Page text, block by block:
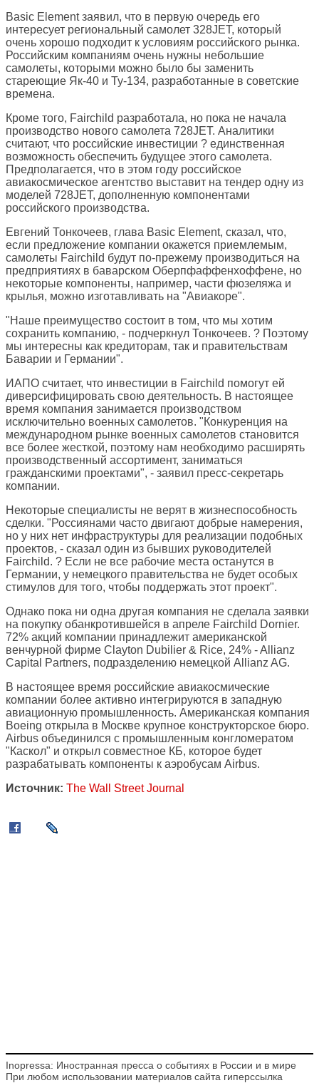
Basic Element заявил, что в первую очередь его
интересует региональный самолет 328JET, который
очень хорошо подходит к условиям российского рынка.
Российским компаниям очень нужны небольшие
самолеты, которыми можно было бы заменить
стареющие Як-40 и Ту-134, разработанные в советские
времена.
Кроме того, Fairchild разработала, но пока не начала
производство нового самолета 728JET. Аналитики
считают, что российские инвестиции ? единственная
возможность обеспечить будущее этого самолета.
Предполагается, что в этом году российское
авиакосмическое агентство выставит на тендер одну из
моделей 728JET, дополненную компонентами
российского производства.
Евгений Тонкочеев, глава Basic Element, сказал, что,
если предложение компании окажется приемлемым,
самолеты Fairchild будут по-прежему производиться на
предприятиях в баварском Оберпфаффенхоффене, но
некоторые компоненты, например, части фюзеляжа и
крылья, можно изготавливать на "Авиакоре".
"Наше преимущество состоит в том, что мы хотим
сохранить компанию, - подчеркнул Тонкочеев. ? Поэтому
мы интересны как кредиторам, так и правительствам
Баварии и Германии".
ИАПО считает, что инвестиции в Fairchild помогут ей
диверсифицировать свою деятельность. В настоящее
время компания занимается производством
исключительно военных самолетов. "Конкуренция на
международном рынке военных самолетов становится
все более жесткой, поэтому нам необходимо расширять
производственный ассортимент, заниматься
гражданскими проектами", - заявил пресс-секретарь
компании.
Некоторые специалисты не верят в жизнеспособность
сделки. "Россиянами часто двигают добрые намерения,
но у них нет инфраструктуры для реализации подобных
проектов, - сказал один из бывших руководителей
Fairchild. ? Если не все рабочие места останутся в
Германии, у немецкого правительства не будет особых
стимулов для того, чтобы поддержать этот проект".
Однако пока ни одна другая компания не сделала заявки
на покупку обанкротившейся в апреле Fairchild Dornier.
72% акций компании принадлежит американской
венчурной фирме Clayton Dubilier & Rice, 24% - Allianz
Capital Partners, подразделению немецкой Allianz AG.
В настоящее время российские авиакосмические
компании более активно интегрируются в западную
авиационную промышленность. Американская компания
Boeing открыла в Москве крупное конструкторское бюро.
Airbus объединился с промышленным конгломератом
"Каскол" и открыл совместное КБ, которое будет
разрабатывать компоненты к аэробусам Airbus.
Источник: The Wall Street Journal
Inopressa: Иностранная пресса о событиях в России и в мире
При любом использовании материалов сайта гиперссылка